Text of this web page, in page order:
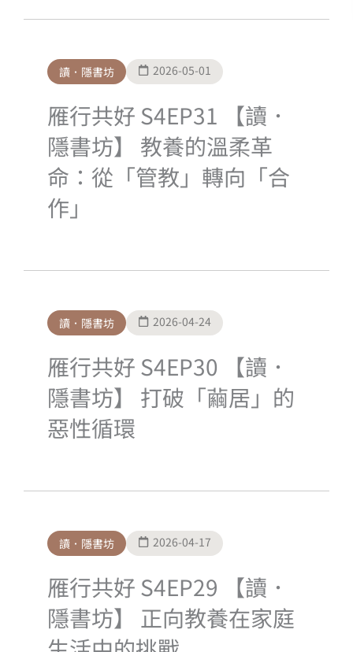
讀．隱書坊 2026-05-01
雁行共好 S4EP31 【讀．
隱書坊】 教養的溫柔革
命：從「管教」轉向「合
作」
讀．隱書坊 2026-04-24
雁行共好 S4EP30 【讀．
隱書坊】 打破「繭居」的
惡性循環
讀．隱書坊 2026-04-17
雁行共好 S4EP29 【讀．
隱書坊】 正向教養在家庭